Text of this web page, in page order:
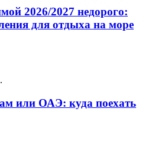
2026/2027 недорого:
для отдыха на море
или ОАЭ: куда поехать